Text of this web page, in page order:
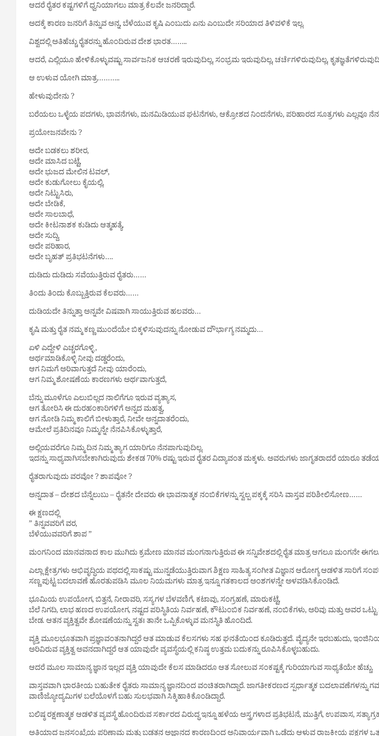
ಆದರೆ ರೈತರ ಕಷ್ಟಗಳಿಗೆ ಧ್ವನಿಯಾಗಲು ಮಾತ್ರ ಕೆಲವೇ ಜನರಿದ್ದಾರೆ.
ಅದಕ್ಕೆ ಕಾರಣ ಜನರಿಗೆ ತಿನ್ನುವ ಅನ್ನ, ಬೆಳೆಯುವ ಕೃಷಿ ಎಂಬುದು ಏನು ಎಂಬುದೇ ಸರಿಯಾದ ತಿಳಿವಳಿಕೆ ಇಲ್ಲ.
ವಿಶ್ವದಲ್ಲಿ ಅತಿಹೆಚ್ಚು ರೈತರನ್ನು ಹೊಂದಿರುವ ದೇಶ ಭಾರತ……..
ಆದರೆ, ಎಲ್ಲಿಯೂ ಹೇಳಿಕೊಳ್ಳುವಷ್ಟು ಸಾರ್ವಜನಿಕ ಆಚರಣೆ ಇರುವುದಿಲ್ಲ, ಸಂಭ್ರಮ ಇರುವುದಿಲ್ಲ, ಚರ್ಚೆಗಳಿರುವುದಿಲ್ಲ,
ಆ ಉಳುವ ಯೋಗಿ ಮಾತ್ರ………..
ಹೇಳುವುದೇನು ?
ಬರೆಯಲು ಒಳ್ಳೆಯ ಪದಗಳು, ಭಾವನೆಗಳು, ಮನಮಿಡಿಯುವ ಘಟನೆಗಳು, ಆಕ್ರೋಶದ ನಿಂದನೆಗಳು, ಪರಿಹಾರದ ಸೂತ್ರಗಳು ಎಲ್ಲವೂ
ಪ್ರಯೋಜನವೇನು ?
ಅದೇ ಬಡಕಲು ಶರೀರ,
ಅದೇ ಮಾಸಿದ ಬಟ್ಟೆ,
ಅದೇ ಭುಜದ ಮೇಲಿನ ಟವಲ್,
ಅದೇ ಕುಡುಗೋಲು ಕೈಯಲ್ಲಿ,
ಅದೇ ನಿಟ್ಟುಸಿರು,
ಅದೇ ಬೇಡಿಕೆ,
ಅದೇ ಸಾಲಬಾಧೆ,
ಅದೇ ಕೀಟನಾಶಕ ಕುಡಿದು ಆತ್ಮಹತ್ಯೆ,
ಅದೇ ಸುದ್ದಿ,
ಅದೇ ಪರಿಹಾರ,
ಅದೇ ಬೃಹತ್ ಪ್ರತಿಭಟನೆಗಳು….
ದುಡಿದು ದುಡಿದು ಸವೆಯುತ್ತಿರುವ ರೈತರು……
ತಿಂದು ತಿಂದು ಕೊಬ್ಬುತ್ತಿರುವ ಕೆಲವರು……
ದುಡಿಯದೇ ತಿನ್ನುತ್ತಾ ಅನ್ನವೇ ವಿಷವಾಗಿ ಸಾಯುತ್ತಿರುವ ಹಲವರು…
ಕೃಷಿ ಮತ್ತು ರೈತ ನಮ್ಮ ಕಣ್ಣ ಮುಂದೆಯೇ ಬಿಕ್ಕಳಿಸುವುದನ್ನು ನೋಡುವ ದೌರ್ಭಾಗ್ಯ ನಮ್ಮದು…
ಏಳಿ ಎದ್ದೇಳಿ ಎಚ್ಚರಗೊಳ್ಳಿ ,
ಅರ್ಥಮಾಡಿಕೊಳ್ಳಿ ನೀವು ದಡ್ಡರೆಂದು,
ಆಗ ನಿಮಗೆ ಅರಿವಾಗುತ್ತದೆ ನೀವು ಯಾರೆಂದು,
ಆಗ ನಿಮ್ಮ ಶೋಷಣೆಯ ಕಾರಣಗಳು ಅರ್ಥವಾಗುತ್ತದೆ,
ಬೆನ್ನು ಮೂಳೆಗೂ ಎಲುಬಿಲ್ಲದ ನಾಲಿಗೆಗೂ ಇರುವ ವ್ಯತ್ಯಾಸ,
ಆಗ ತೋರಿಸಿ ಈ ದುರಹಂಕಾರಿಗಳಿಗೆ ಅನ್ನದ ಮಹತ್ವ,
ಆಗ ನೋಡಿ ನಿಮ್ಮ ಕಾಲಿಗೆ ಬೀಳುತ್ತಾರೆ, ನೀವೇ ಅನ್ನದಾತರೆಂದು,
ಆಮೇಲೆ ಪ್ರತಿದಿನವೂ ನಿಮ್ಮನ್ನೇ ನೆನಪಿಸಿಕೊಳ್ಳುತ್ತಾರೆ,
ಅಲ್ಲಿಯವರೆಗೂ ನಿಮ್ಮ ದಿನ ನಿಮ್ಮ ತ್ಯಾಗ ಯಾರಿಗೂ ನೆನಪಾಗುವುದಿಲ್ಲ.
ಇದನ್ನು ಸಾಧ್ಯವಾಗಿಸಬೇಕಾಗಿರುವುದು ಶೇಕಡ 70% ರಷ್ಟು ಇರುವ ರೈತರ ವಿದ್ಯಾವಂತ ಮಕ್ಕಳು. ಅವರುಗಳು ಜಾಗೃತರಾದರೆ ಯಾರೂ
ರೈತರಾಗುವುದು ವರವೋ ? ಶಾಪವೋ ?
ಅನ್ನದಾತ – ದೇಶದ ಬೆನ್ನೆಲುಬು – ರೈತನೇ ದೇವರು ಈ ಭಾವನಾತ್ಮಕ ನಂಬಿಕೆಗಳನ್ನು ಸ್ವಲ್ಪ ಪಕ್ಕಕ್ಕೆ ಸರಿಸಿ ವಾಸ್ತವ ಪರಿಶೀಲಿಸೋಣ……
ಈ ಕ್ಷಣದಲ್ಲಿ
” ತಿನ್ನವವರಿಗೆ ವರ,
ಬೆಳೆಯುವವರಿಗೆ ಶಾಪ ”
ಮಂಗನಿಂದ ಮಾನವನಾದ ಕಾಲ ಮುಗಿದು ಕ್ರಮೇಣ ಮಾನವ ಮಂಗನಾಗುತ್ತಿರುವ ಈ ಸನ್ನಿವೇಶದಲ್ಲಿ ರೈತ ಮಾತ್ರ ಆಗಲೂ ಮಂಗನೇ
ಎಲ್ಲಾ ಕ್ಷೇತ್ರಗಳು ಅಭಿವೃದ್ಧಿಯ ಪಥದಲ್ಲಿ ಸಾಕಷ್ಟು ಮುನ್ನಡೆಯುತ್ತಿರುವಾಗ ಶಿಕ್ಷಣ ಸಾಹಿತ್ಯ ಸಂಗೀತ ವಿಜ್ಞಾನ ಆರೋಗ್ಯ ಆಡಳಿತ
ಸಣ್ಣ ಪುಟ್ಟ ಬದಲಾವಣೆ ಹೊರತುಪಡಿಸಿ ಮೂಲ ನಿಯಮಗಳು ಮಾತ್ರ ಇನ್ನೂ ಗತಕಾಲದ ಅಂಶಗಳನ್ನೇ ಅಳವಡಿಸಿಕೊಂಡಿದೆ.
ಭೂಮಿಯ ಉಪಯೋಗ, ಬಿತ್ತನೆ, ನೀರಾವರಿ, ಸಸ್ಯಗಳ ಬೆಳವಣಿಗೆ, ಕಟಾವು, ಸಂಗ್ರಹಣೆ, ಮಾರುಕಟ್ಟೆ,
ಬೆಲೆ ನಿಗದಿ, ಲಾಭ ಹಣದ ಉಪಯೋಗ, ನಷ್ಟದ ಪರಿಸ್ಥಿತಿಯ ನಿರ್ವಹಣೆ, ಕೌಟುಂಬಿಕ ನಿರ್ವಹಣೆ, ನಂಬಿಕೆಗಳು, ಅರಿವು ಮತ್ತು ಅವರ ಒಟ್ಟು
ಬೇಡ. ಆತನ ವ್ಯಕ್ತಿತ್ವವೇ ಶೋಷಣೆಯನ್ನು ಸ್ವತಃ ತಾನೇ ಒಪ್ಪಿಕೊಳ್ಳುವ ಮನಸ್ಥಿತಿ ಹೊಂದಿದೆ.
ವ್ಯಕ್ತಿ ಮೂಲಭೂತವಾಗಿ ಪ್ರಜ್ಞಾವಂತನಾಗಿದ್ದರೆ ಆತ ಮಾಡುವ ಕೆಲಸಗಳು ಸಹ ಘನತೆಯಿಂದ ಕೂಡಿರುತ್ತದೆ. ವೈದ್ಯನೇ ಇರಬಹುದು,
ಅರಿವಿರುವ ವ್ಯಕ್ತಿತ್ವ ಅವನದಾಗಿದ್ದರೆ ಆತ ಯಾವುದೇ ವ್ಯವಸ್ಥೆಯಲ್ಲಿ ಕನಿಷ್ಠ ಉತ್ತಮ ಬದುಕನ್ನು ರೂಪಿಸಿಕೊಳ್ಳಬಹುದು.
ಆದರೆ ಮೂಲ ಸಾಮಾನ್ಯ ಜ್ಞಾನ ಇಲ್ಲದ ವ್ಯಕ್ತಿ ಯಾವುದೇ ಕೆಲಸ ಮಾಡಿದರೂ ಆತ ಸೋಲುವ ಸಂಕಷ್ಟಕ್ಕೆ ಗುರಿಯಾಗುವ ಸಾಧ್ಯತೆಯೇ ಹೆಚ್ಚು.
ವಾಸ್ತವವಾಗಿ ಭಾರತೀಯ ಬಹುತೇಕ ರೈತರು ಸಾಮಾನ್ಯ ಜ್ಞಾನದಿಂದ ವಂಚಿತರಾಗಿದ್ದಾರೆ. ಜಾಗತೀಕರಣದ ಸ್ಪರ್ಧಾತ್ಮಕ ಬದಲಾವಣೆಗಳನ್ನು
ವಾಣಿಜ್ಯೋದ್ಯಮಿಗಳ ಬಲೆಯೊಳಗೆ ಬಹು ಸುಲಭವಾಗಿ ಸಿಕ್ಕಿಹಾಕಿಕೊಂಡಿದ್ದಾರೆ.
ಬಲಿಷ್ಠ ರಕ್ಷಣಾತ್ಮಕ ಆಡಳಿತ ವ್ಯವಸ್ಥೆ ಹೊಂದಿರುವ ಸರ್ಕಾರದ ವಿರುದ್ಧ ಇನ್ನೂ ಹಳೆಯ ಅಸ್ತ್ರಗಳಾದ ಪ್ರತಿಭಟನೆ, ಮುತ್ತಿಗೆ, ಉಪವಾಸ,